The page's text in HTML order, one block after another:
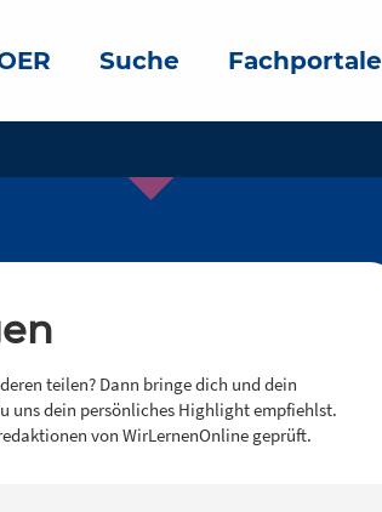
Suche Fachportale
teilen? Dann bringe dich und dein
uns dein persönliches Highlight empfiehlst.
von WirLernenOnline geprüft.